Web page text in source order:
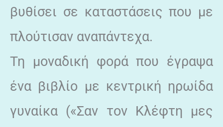
βυθίσει σε καταστάσεις που με
πλούτισαν αναπάντεχα.
Τη μοναδική φορά που έγραψα
ένα βιβλίο με κεντρική ηρωίδα
γυναίκα («Σαν τον Κλέφτη μες